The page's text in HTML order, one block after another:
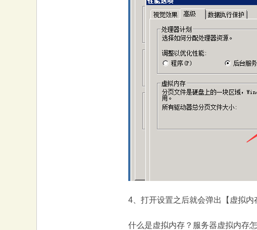
4、打开设置之后就会弹出【虚拟内
什么是虚拟内存？服务器虚拟内存